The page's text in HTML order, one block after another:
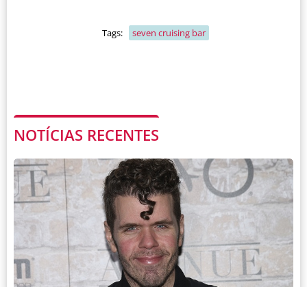
Tags: seven cruising bar
NOTÍCIAS RECENTES